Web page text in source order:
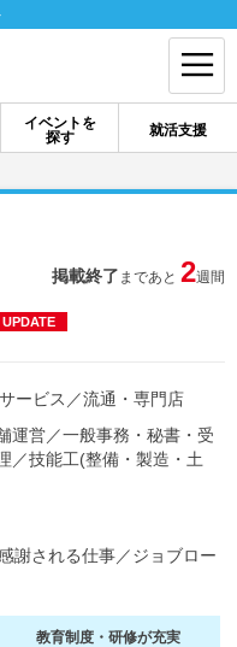
イベントを
探す
就活支援
ログイン
お知らせ
お役立ち記事・相談室など
掲載終了 まであと 2週間
UPDATE
ービス ／流通・専門店
運営／一般事務・秘書・受
／技能工(整備・製造・土
謝される仕事／ジョブロー
教育制度・研修が充実